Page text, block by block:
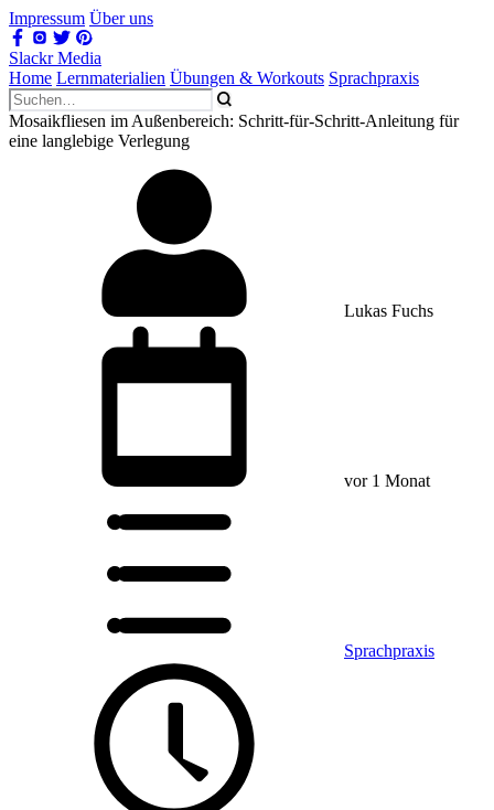
Impressum Über uns
Slackr Media
Home Lernmaterialien Übungen & Workouts Sprachpraxis
Mosaikfliesen im Außenbereich: Schritt-für-Schritt-Anleitung für
eine langlebige Verlegung
Lukas Fuchs
vor 1 Monat
Sprachpraxis